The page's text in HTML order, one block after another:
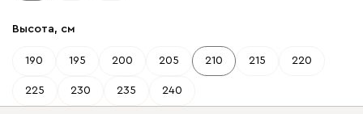
Высота, см
190 195 200 205 210 215 220
225 230 235 240